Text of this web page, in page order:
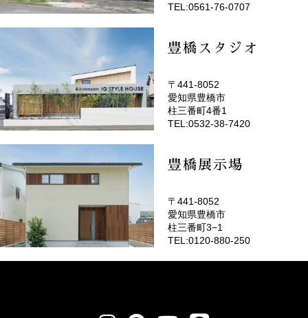
TEL:0561-76-0707
豊橋スタジオ
(EMOTOP豊橋)
〒441-8052
愛知県豊橋市
柱三番町4番1
TEL:0532-38-7420
豊橋展示場
〒441-8052
愛知県豊橋市
柱三番町3−1
TEL:0120-880-250